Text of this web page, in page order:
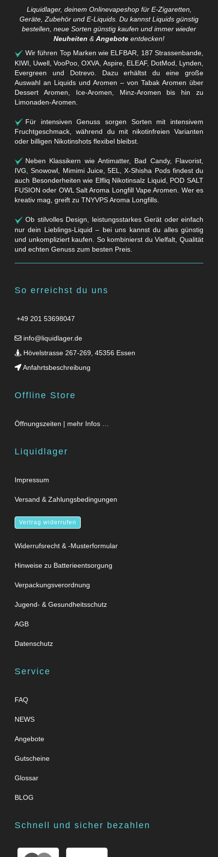
Liquidlager, deinem Onlinevapeshop für E-Zigaretten,
Geräte, Zubehör und E-Liquids. Du kannst Liquids günstig
bestellen, neue Sorten günstig kaufen und immer wieder
Neuheiten & Angebote entdecken!
Wir führen Top Marken wie ELFBAR, 187 Strassenbande,
KIWI, Uwell, VooPoo, OXVA, Aspire, ELEAF, DotMod, Lynden,
Evergreen und Dotrevo. Dazu erhältst du eine große
Auswahl an Liquids und Aromen – von Tabak Aromen über
Dessert Aromen, Ice-Aromen, Minz-Aromen bis hin zu
Limonaden-Aromen.
Für intensiven Genuss sorgen Sorten mit intensivem
Fruchtgeschmack, während du mit nikotinfreien Varianten
oder billigen Nikotinshots flexibel bleibst.
Neben Klassikern wie Antimatter, Bad Candy, Flavorist,
IVG, Snowowl, Mimimi Juice, 5EL, X-Shisha Pods findest du
auch Besonderheiten wie Elfliq Nikotinsalz Liquid, POD SALT
FUSION oder OWL Salt Aroma Longfill Vape Aromen. Wer es
kreativ mag, greift zu TNYVPS Aroma Longfills.
Ob stilvolles Design, leistungsstarkes Gerät oder einfach
nur dein Lieblings-Liquid – bei uns kannst du alles günstig
und unkompliziert kaufen. So kombinierst du Vielfalt, Qualität
und echten Genuss zum besten Preis.
So erreichst du uns
+49 201 53698047
info@liquidlager.de
Hövelstrasse 267-269, 45356 Essen
Anfahrtsbeschreibung
Offline Store
Öffnungszeiten | mehr Infos …
Liquidlager
Impressum
Versand & Zahlungsbedingungen
Vertrag widerrufen
Widerrufsrecht & -Musterformular
Hinweise zu Batterieentsorgung
Verpackungsverordnung
Jugend- & Gesundheitsschutz
AGB
Datenschutz
Service
FAQ
NEWS
Angebote
Gutscheine
Glossar
BLOG
Schnell und sicher bezahlen